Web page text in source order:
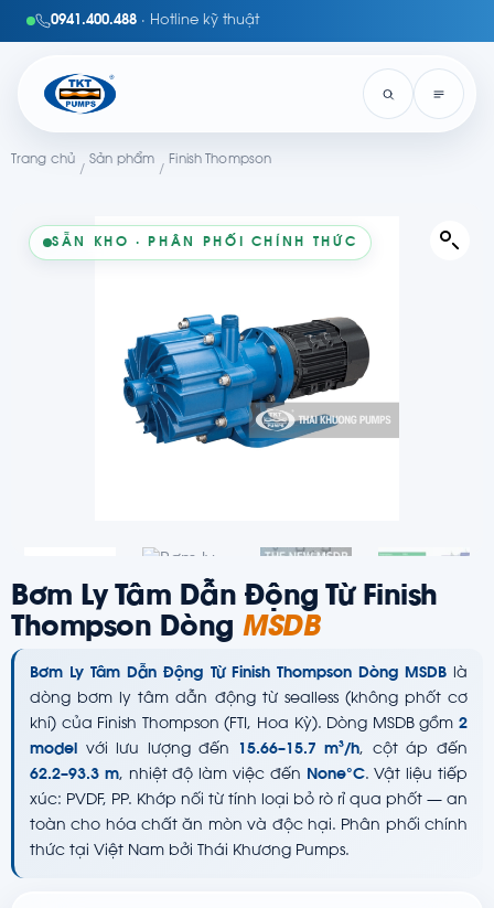
0941.400.488 · Hotline kỹ thuật
Trang chủ
/
Sản phẩm
/
Finish Thompson
SẴN KHO · PHÂN PHỐI CHÍNH THỨC
Bơm Ly Tâm Dẫn Động Từ Finish
Thompson Dòng MSDB
Bơm Ly Tâm Dẫn Động Từ Finish Thompson Dòng MSDBlà
dòng bơm ly tâm dẫn động từ sealless (không phốt cơ
khí) của Finish Thompson (FTI, Hoa Kỳ). Dòng MSDB gồm 2
model với lưu lượng đến 15.66–15.7 m³/h, cột áp đến
62.2–93.3 m, nhiệt độ làm việc đến None°C. Vật liệu tiếp
xúc: PVDF, PP. Khớp nối từ tính loại bỏ rò rỉ qua phốt — an
toàn cho hóa chất ăn mòn và độc hại. Phân phối chính
thức tại Việt Nam bởi Thái Khương Pumps.